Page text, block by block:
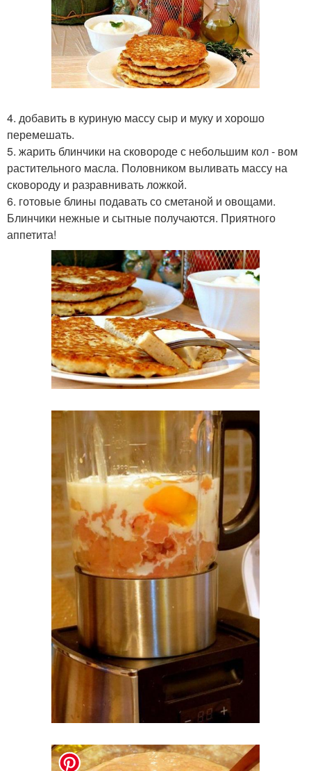
4. добавить в куриную массу сыр и муку и хорошо
перемешать.
5. жарить блинчики на сковороде с небольшим кол - вом
растительного масла. Половником выливать массу на
сковороду и разравнивать ложкой.
6. готовые блины подавать со сметаной и овощами.
Блинчики нежные и сытные получаются. Приятного
аппетита!